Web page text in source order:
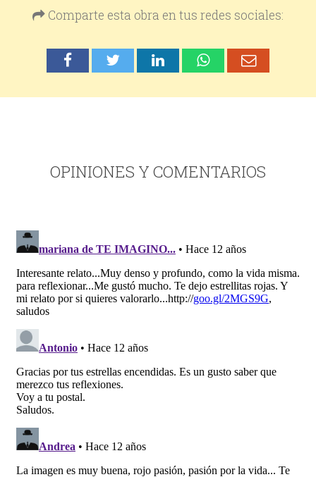
Comparte esta obra en tus redes sociales:
OPINIONES Y COMENTARIOS